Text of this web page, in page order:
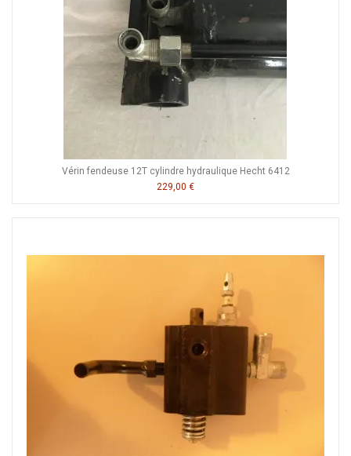
Vérin fendeuse 12T cylindre hydraulique Hecht 6412
229,00 €